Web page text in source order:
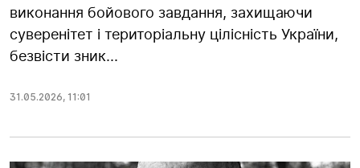
виконання бойового завдання, захищаючи
суверенітет і територіальну цілісність України,
безвісти зник...
31.05.2026, 11:01